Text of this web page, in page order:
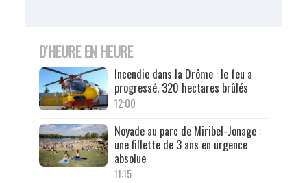
D'HEURE EN HEURE
Incendie dans la Drôme : le feu a
progressé, 320 hectares brûlés
12:00
Noyade au parc de Miribel-Jonage :
une fillette de 3 ans en urgence
absolue
11:15